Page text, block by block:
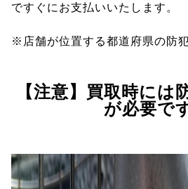
ですぐにお支払いいたします。
※店舗が位置する都道府県の防
【注意】買取時には
が必要で